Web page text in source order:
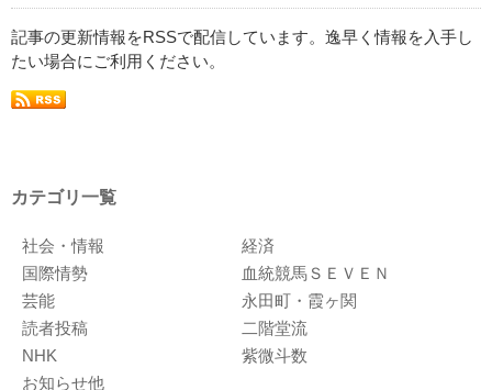
記事の更新情報をRSSで配信しています。逸早く情報を入手し
たい場合にご利用ください。
カテゴリ一覧
社会・情報
経済
国際情勢
血統競馬ＳＥＶＥＮ
芸能
永田町・霞ヶ関
読者投稿
二階堂流
NHK
紫微斗数
お知らせ他